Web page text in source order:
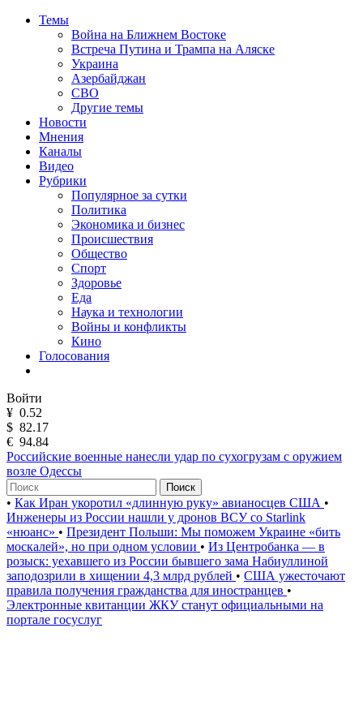
Темы
Война на Ближнем Востоке
Встреча Путина и Трампа на Аляске
Украина
Азербайджан
СВО
Другие темы
Новости
Мнения
Каналы
Видео
Рубрики
Популярное за сутки
Политика
Экономика и бизнес
Происшествия
Общество
Спорт
Здоровье
Еда
Наука и технологии
Войны и конфликты
Кино
Голосования
Войти
¥ 0.52
$ 82.17
€ 94.84
Российские военные нанесли удар по сухогрузам с оружием
возле Одессы
Поиск
• Как Иран укоротил «длинную руку» авианосцев США •
Инженеры из России нашли у дронов ВСУ со Starlink
«нюанс» • Президент Польши: Мы поможем Украине «бить
москалей», но при одном условии • Из Центробанка — в
розыск: уехавшего из России бывшего зама Набиуллиной
заподозрили в хищении 4,3 млрд рублей • США ужесточают
правила получения гражданства для иностранцев •
Электронные квитанции ЖКУ станут официальными на
портале госуслуг